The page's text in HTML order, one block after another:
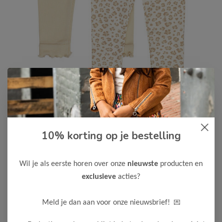
-50%
Dirkje Meisjes Legging 2-pack
7,50 14,99
98
10% korting op je bestelling
Wil je als eerste horen over onze nieuwste producten en
exclusieve acties?
Meld je dan aan voor onze nieuwsbrief! 💌